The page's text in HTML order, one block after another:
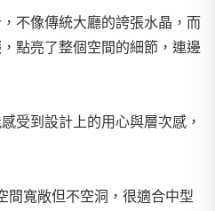
不像傳統大廳的誇張水晶，而
點亮了整個空間的細節，連邊
受到設計上的用心與層次感，
寬敞但不空洞，很適合中型